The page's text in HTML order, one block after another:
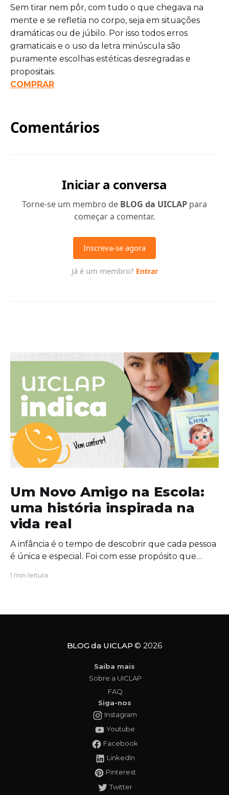
Sem tirar nem pôr, com tudo o que chegava na
mente e se refletia no corpo, seja em situações
dramáticas ou de júbilo. Por isso todos erros
gramaticais e o uso da letra minúscula são
puramente escolhas estéticas desregradas e
propositais.
COMPRAR
Um Novo Amigo na Escola:
uma história inspirada na
vida real
A infância é o tempo de descobrir que cada pessoa
é única e especial. Foi com esse propósito que
convida crianças, famílias e educadores a
Tavinho,
1 min leitura
BLOG da UICLAP © 2026
Saiba mais
Sobre a UICLAP
FAQ
Siga-nos
Instagram
Youtube
Facebook
LinkedIn
Pinterest
Twitter